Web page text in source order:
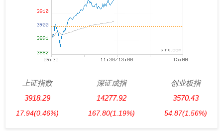
上证指数
3918.29
17.94(0.46%)
深证成指
14277.92
167.80(1.19%)
创业板指
3570.43
54.87(1.56%)